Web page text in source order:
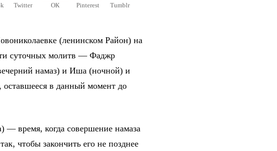
Twitter ОК Pinterest Tumblr
(ленинском Район) на
суточных молитв — Фаджр
намаз) и Иша (ночной) и
в данный момент до
— время, когда совершение намаза
чтобы закончить его не позднее